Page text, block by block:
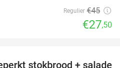
Regulier €45
€27,50
stokbrood + salade